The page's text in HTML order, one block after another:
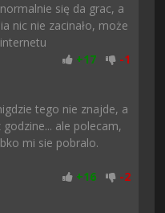
się da grac, a
nic nie zacinało, może
+17 -1
tego nie znajde, a
godzine... ale polecam,
mi sie pobralo.
+16 -2